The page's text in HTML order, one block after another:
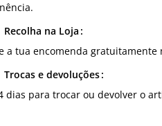
Recolha na Loja
a tua encomenda gratuitamente
Trocas e devoluções
dias para trocar ou devolver o